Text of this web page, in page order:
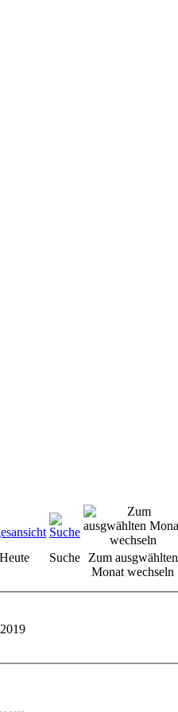
Heute Suche
Zum ausgwählten
Monat wechseln